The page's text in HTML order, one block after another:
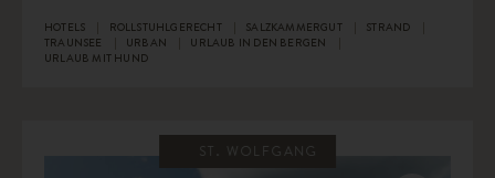
HOTELS ROLLSTUHLGERECHT SALZKAMMERGUT
STRAND
TRAUNSEE
URBAN
URLAUB IN DEN BERGEN
URLAUB MIT HUND
ST. WOLFGANG